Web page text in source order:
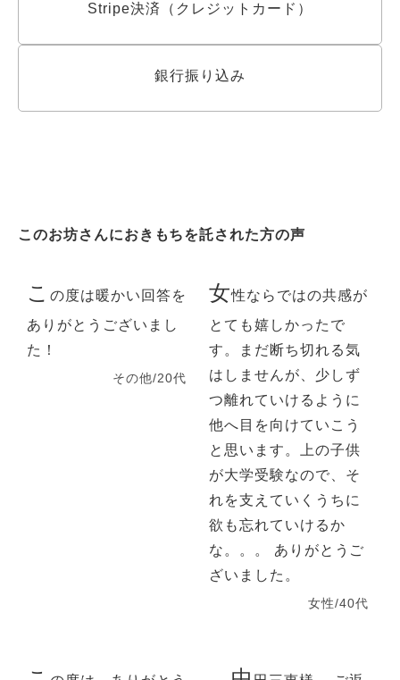
Stripe決済（クレジットカード）
銀行振り込み
このお坊さんにおきもちを託された方の声
こ の度は暖かい回答を
ありがとうございまし
た！
その他/20代
女性ならではの共感が
とても嬉しかったで
す。まだ断ち切れる気
はしませんが、少しず
つ離れていけるように
他へ目を向けていこう
と思います。上の子供
が大学受験なので、そ
れを支えていくうちに
欲も忘れていけるか
な。。。 ありがとうご
ざいました。
女性/40代